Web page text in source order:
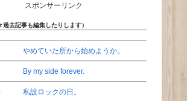
スポンサーリンク
過去記事も編集したりします）
やめていた所から始めようか。
By my side forever.
私設ロックの日。